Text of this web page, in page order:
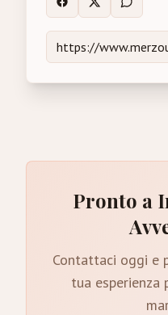
Pronto a
Contattaci oggi e
tua